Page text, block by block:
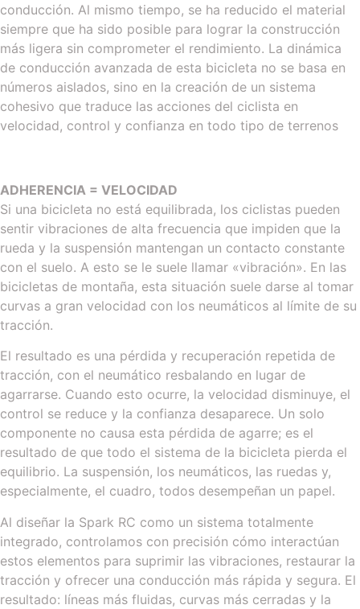
conducción. Al mismo tiempo, se ha reducido el material
siempre que ha sido posible para lograr la construcción
más ligera sin comprometer el rendimiento. La dinámica
de conducción avanzada de esta bicicleta no se basa en
números aislados, sino en la creación de un sistema
cohesivo que traduce las acciones del ciclista en
velocidad, control y confianza en todo tipo de terrenos
ADHERENCIA = VELOCIDAD
Si una bicicleta no está equilibrada, los ciclistas pueden
sentir vibraciones de alta frecuencia que impiden que la
rueda y la suspensión mantengan un contacto constante
con el suelo. A esto se le suele llamar «vibración». En las
bicicletas de montaña, esta situación suele darse al tomar
curvas a gran velocidad con los neumáticos al límite de su
tracción.
El resultado es una pérdida y recuperación repetida de
tracción, con el neumático resbalando en lugar de
agarrarse. Cuando esto ocurre, la velocidad disminuye, el
control se reduce y la confianza desaparece. Un solo
componente no causa esta pérdida de agarre; es el
resultado de que todo el sistema de la bicicleta pierda el
equilibrio. La suspensión, los neumáticos, las ruedas y,
especialmente, el cuadro, todos desempeñan un papel.
Al diseñar la Spark RC como un sistema totalmente
integrado, controlamos con precisión cómo interactúan
estos elementos para suprimir las vibraciones, restaurar la
tracción y ofrecer una conducción más rápida y segura. El
resultado: líneas más fluidas, curvas más cerradas y la